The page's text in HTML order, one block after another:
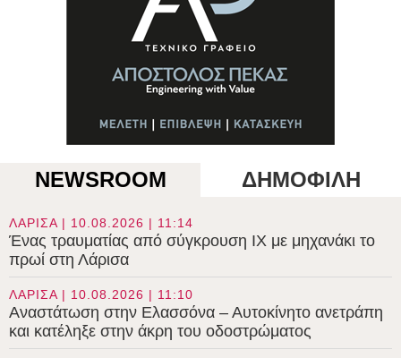
NEWSROOM ΔΗΜΟΦΙΛΗ
ΛΑΡΙΣΑ | 10.08.2026 | 11:14
Ένας τραυματίας από σύγκρουση ΙΧ με μηχανάκι το
πρωί στη Λάρισα
ΛΑΡΙΣΑ | 10.08.2026 | 11:10
Αναστάτωση στην Ελασσόνα – Αυτοκίνητο ανετράπη
και κατέληξε στην άκρη του οδοστρώματος